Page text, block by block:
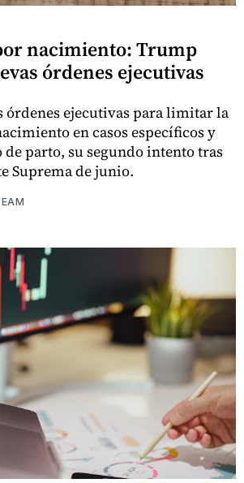
nacimiento: Trump
órdenes ejecutivas
ejecutivas para limitar la
en casos específicos y
parto, su segundo intento tras
Suprema de junio.